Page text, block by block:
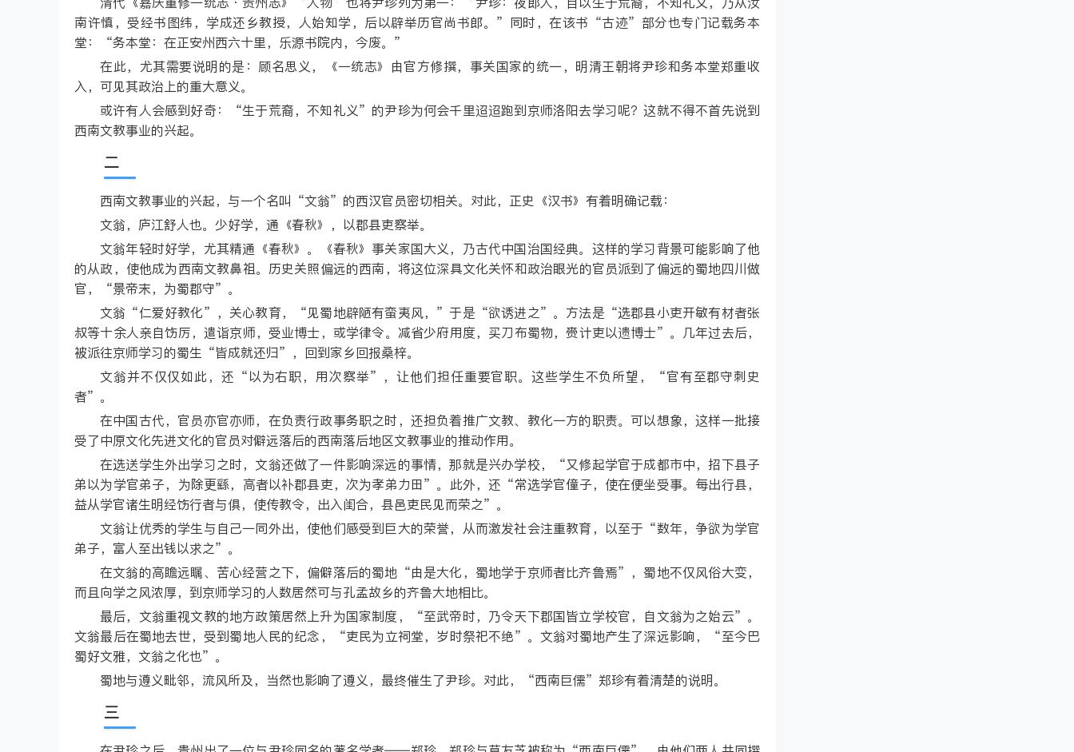
南许慎，受经书图纬，学成还乡教授，人始知学，后以辟举历官尚书郎。”同时，在该书“古迹”部分也专门记载务本
堂：“务本堂：在正安州西六十里，乐源书院内，今废。”
在此，尤其需要说明的是：顾名思义，《一统志》由官方修撰，事关国家的统一，明清王朝将尹珍和务本堂郑重收
入，可见其政治上的重大意义。
或许有人会感到好奇：“生于荒裔，不知礼义”的尹珍为何会千里迢迢跑到京师洛阳去学习呢？这就不得不首先说到
西南文教事业的兴起。
二
西南文教事业的兴起，与一个名叫“文翁”的西汉官员密切相关。对此，正史《汉书》有着明确记载：
文翁，庐江舒人也。少好学，通《春秋》，以郡县吏察举。
文翁年轻时好学，尤其精通《春秋》。《春秋》事关家国大义，乃古代中国治国经典。这样的学习背景可能影响了他
的从政，使他成为西南文教鼻祖。历史关照偏远的西南，将这位深具文化关怀和政治眼光的官员派到了偏远的蜀地四川做
官，“景帝末，为蜀郡守”。
文翁“仁爱好教化”，关心教育，“见蜀地辟陋有蛮夷风，”于是“欲诱进之”。方法是“选郡县小吏开敏有材者张
叔等十余人亲自饬厉，遣诣京师，受业博士，或学律令。减省少府用度，买刀布蜀物，赍计吏以遗博士”。几年过去后，
被派往京师学习的蜀生“皆成就还归”，回到家乡回报桑梓。
文翁并不仅仅如此，还“以为右职，用次察举”，让他们担任重要官职。这些学生不负所望，“官有至郡守刺史
者”。
在中国古代，官员亦官亦师，在负责行政事务职之时，还担负着推广文教、教化一方的职责。可以想象，这样一批接
受了中原文化先进文化的官员对僻远落后的西南落后地区文教事业的推动作用。
在选送学生外出学习之时，文翁还做了一件影响深远的事情，那就是兴办学校，“又修起学官于成都市中，招下县子
弟以为学官弟子，为除更繇，高者以补郡县吏，次为孝弟力田”。此外，还“常选学官僮子，使在便坐受事。每出行县，
益从学官诸生明经饬行者与俱，使传教令，出入闺合，县邑吏民见而荣之”。
文翁让优秀的学生与自己一同外出，使他们感受到巨大的荣誉，从而激发社会注重教育，以至于“数年，争欲为学官
弟子，富人至出钱以求之”。
在文翁的高瞻远瞩、苦心经营之下，偏僻落后的蜀地“由是大化，蜀地学于京师者比齐鲁焉”，蜀地不仅风俗大变，
而且向学之风浓厚，到京师学习的人数居然可与孔孟故乡的齐鲁大地相比。
最后，文翁重视文教的地方政策居然上升为国家制度，“至武帝时，乃令天下郡国皆立学校官，自文翁为之始云”。
文翁最后在蜀地去世，受到蜀地人民的纪念，“吏民为立祠堂，岁时祭祀不绝”。文翁对蜀地产生了深远影响，“至今巴
蜀好文雅，文翁之化也”。
蜀地与遵义毗邻，流风所及，当然也影响了遵义，最终催生了尹珍。对此，“西南巨儒”郑珍有着清楚的说明。
三